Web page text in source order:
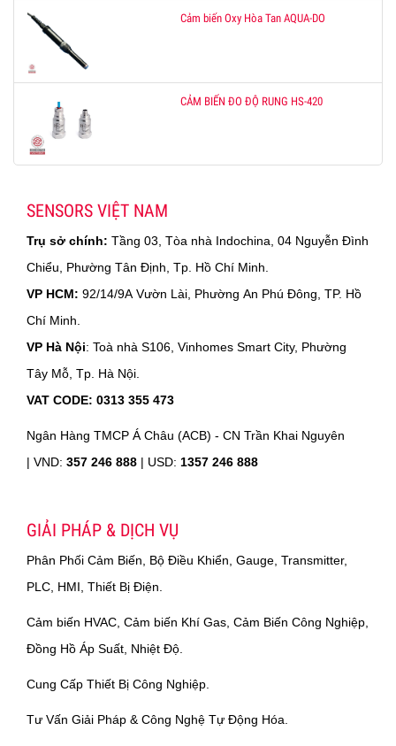
Cảm biến Oxy Hòa Tan AQUA-DO
CẢM BIẾN ĐO ĐỘ RUNG HS-420
SENSORS VIỆT NAM
Trụ sở chính: Tầng 03, Tòa nhà Indochina, 04 Nguyễn Đình
Chiểu, Phường Tân Định, Tp. Hồ Chí Minh.
VP HCM: 92/14/9A Vườn Lài, Phường An Phú Đông, TP. Hồ
Chí Minh.
VP Hà Nội: Toà nhà S106, Vinhomes Smart City, Phường
Tây Mỗ, Tp. Hà Nội.
VAT CODE: 0313 355 473
Ngân Hàng TMCP Á Châu (ACB) - CN Trần Khai Nguyên
| VND: 357 246 888 | USD: 1357 246 888
GIẢI PHÁP & DỊCH VỤ
Phân Phối Cảm Biến, Bộ Điều Khiển, Gauge, Transmitter,
PLC, HMI, Thiết Bị Điện.
Cảm biến HVAC, Cảm biến Khí Gas, Cảm Biến Công Nghiệp,
Đồng Hồ Áp Suất, Nhiệt Độ.
Cung Cấp Thiết Bị Công Nghiệp.
Tư Vấn Giải Pháp & Công Nghệ Tự Động Hóa.